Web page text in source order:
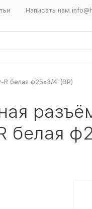
Написать нам
R белая ф25х3/4"(ВР)
белая